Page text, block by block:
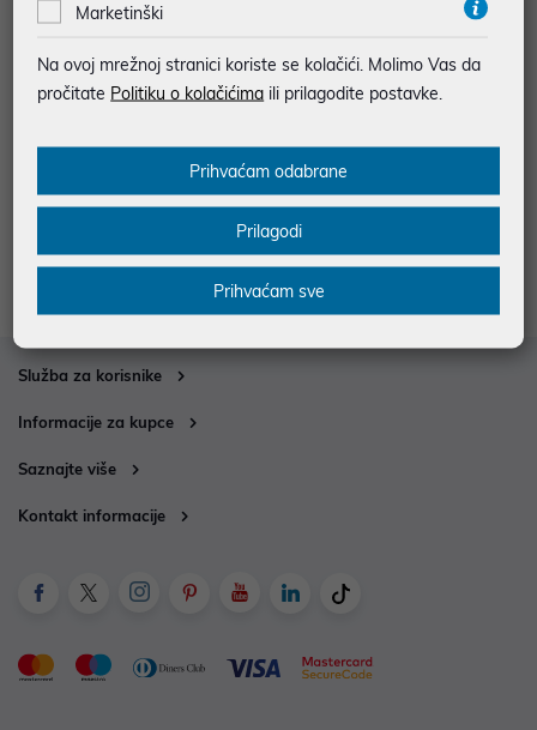
Mikronis - Zadar: Ne radi
24h, u slučaju neradnog dana narudžba će biti obrađena idući
Služba za korisnike
Informacije za kupce
Saznajte više
Kontakt informacije
Marketinški
Na ovoj mrežnoj stranici koriste se kolačići. Molimo Vas da
pročitate Politiku o kolačićima ili prilagodite postavke.
Prihvaćam odabrane
Prilagodi
Prihvaćam sve